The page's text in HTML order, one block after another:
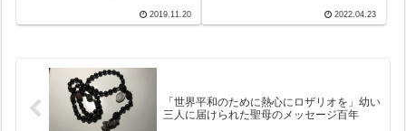
前、初めて目にした。自由至上
2019.11.20
ネオナチとは白人至上主義のこ
2022.04.23
「世界平和のために熱心にロザリオを」幼い
三人に届けられた聖母のメッセージ百年